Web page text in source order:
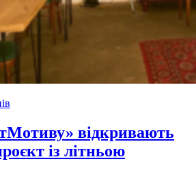
відкривають
із літньою